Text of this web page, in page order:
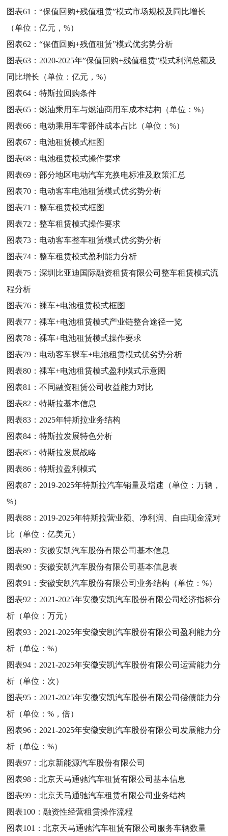
图表61：“保值回购+残值租赁”模式市场规模及同比增长
（单位：亿元，%）
图表62：“保值回购+残值租赁”模式优劣势分析
图表63： 2020-2025年”保值回购+残值租赁”模式利润总额及
同比增长（单位：亿元，%）
图表64：特斯拉回购条件
图表65：燃油乘用车与燃油商用车成本结构（单位：%）
图表66： 电动乘用车零部件成本占比（单位：%）
图表67： 电池租赁模式框图
图表68： 电池租赁模式操作要求
图表69：部分地区电动汽车充换电标准及政策汇总
图表70： 电动客车电池租赁模式优劣势分析
图表71：整车租赁模式框图
图表72：整车租赁模式操作要求
图表73： 电动客车整车租赁模式优劣势分析
图表74：整车租赁模式盈利能力分析
图表75：深圳比亚迪国际融资租赁有限公司整车租赁模式流
程分析
图表76：裸车+电池租赁模式框图
图表77：裸车+电池租赁模式产业链整合途径一览
图表78：裸车+电池租赁模式操作要求
图表79： 电动客车裸车+电池租赁模式优劣势分析
图表80：裸车+电池租赁模式盈利模式示意图
图表81：不同融资租赁公司收益能力对比
图表82：特斯拉基本信息
图表83： 2025年特斯拉业务结构
图表84：特斯拉发展特色分析
图表85：特斯拉发展战略
图表86：特斯拉盈利模式
图表87： 2019-2025年特斯拉汽车销量及增速（单位：万辆，
%）
图表88： 2019-2025年特斯拉营业额、净利润、自由现金流对
比（单位：亿美元）
图表89：安徽安凯汽车股份有限公司基本信息
图表90：安徽安凯汽车股份有限公司基本信息表
图表91：安徽安凯汽车股份有限公司业务结构（单位：%）
图表92： 2021-2025年安徽安凯汽车股份有限公司经济指标分
析（单位：万元）
图表93： 2021-2025年安徽安凯汽车股份有限公司盈利能力分
析（单位：%）
图表94： 2021-2025年安徽安凯汽车股份有限公司运营能力分
析（单位：次）
图表95： 2021-2025年安徽安凯汽车股份有限公司偿债能力分
析（单位：%，倍）
图表96： 2021-2025年安徽安凯汽车股份有限公司发展能力分
析（单位：%）
图表97：北京新能源汽车股份有限公司
图表98：北京天马通驰汽车租赁有限公司基本信息
图表99：北京天马通驰汽车租赁有限公司业务结构
图表100：融资性经营租赁操作流程
图表101：北京天马通驰汽车租赁有限公司服务车辆数量